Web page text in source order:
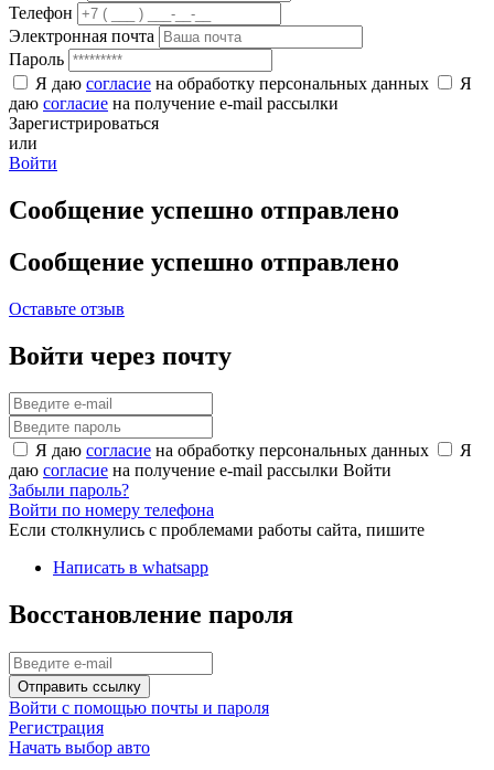
Телефон
Электронная почта
Пароль
Я даю согласие на обработку персональных данных
Я
даю согласие на получение e-mail рассылки
Зарегистрироваться
или
Войти
Сообщение успешно отправлено
Сообщение успешно отправлено
Оставьте отзыв
Войти через почту
Я даю согласие на обработку персональных данных
Я
даю согласие на получение e-mail рассылки Войти
Забыли пароль?
Войти по номеру телефона
Если столкнулись с проблемами работы сайта, пишите
Написать в whatsapp
Восстановление пароля
Отправить ссылку
Войти с помощью почты и пароля
Регистрация
Начать выбор авто